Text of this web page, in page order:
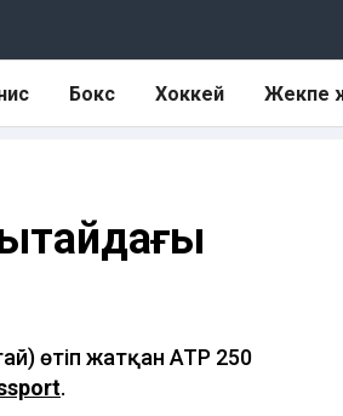
Бокс Хоккей Жекпе
өтіп жатқан ATP 250
.